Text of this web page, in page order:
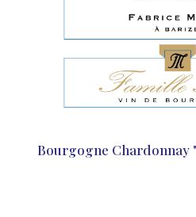
Bourgogne Chardonnay